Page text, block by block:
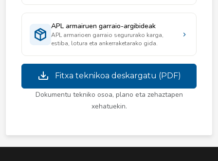
APL armairuen garraio-argibideak
APL armarioen garraio segururako karga,
estiba, lotura eta ankerraketarako gida.
Fitxa teknikoa deskargatu (PDF)
Dokumentu tekniko osoa, plano eta zehaztapen
xehatuekin.